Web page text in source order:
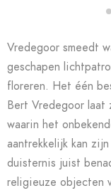
Vredegoor smeedt
geschapen
floreren. Het één
Bert Vredegoor laat
waarin het
aantrekkelijk kan
duisternis juist
religieuze objecten